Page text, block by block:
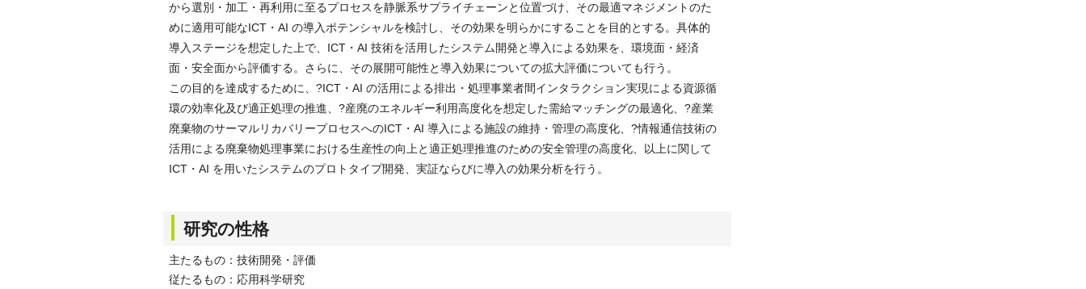
から選別・加工・再利用に至るプロセスを静脈系サプライチェーンと位置づけ、その最適マネジメントのた
めに適用可能なICT・AI の導入ポテンシャルを検討し、その効果を明らかにすることを目的とする。具体的
導入ステージを想定した上で、ICT・AI 技術を活用したシステム開発と導入による効果を、環境面・経済
面・安全面から評価する。さらに、その展開可能性と導入効果についての拡大評価についても行う。
この目的を達成するために、?ICT・AI の活用による排出・処理事業者間インタラクション実現による資源循
環の効率化及び適正処理の推進、?産廃のエネルギー利用高度化を想定した需給マッチングの最適化、?産業
廃棄物のサーマルリカバリープロセスへのICT・AI 導入による施設の維持・管理の高度化、?情報通信技術の
活用による廃棄物処理事業における生産性の向上と適正処理推進のための安全管理の高度化、以上に関して
ICT・AI を用いたシステムのプロトタイプ開発、実証ならびに導入の効果分析を行う。
研究の性格
主たるもの：技術開発・評価
従たるもの：応用科学研究